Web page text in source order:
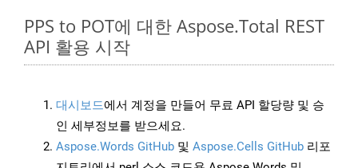
PPS to POT에 대한 Aspose.Total REST
API 활용 시작
대시보드에서 계정을 만들어 무료 API 할당량 및 승
인 세부정보를 받으세요.
Aspose.Words GitHub 및 Aspose.Cells GitHub 리포